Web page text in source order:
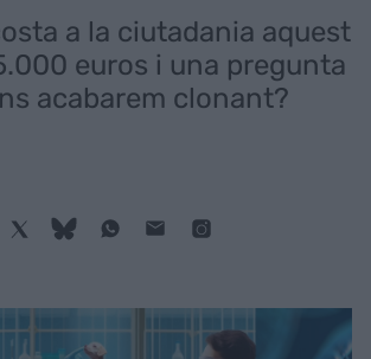
a la ciutadania aquest
euros i una pregunta
acabarem clonant?